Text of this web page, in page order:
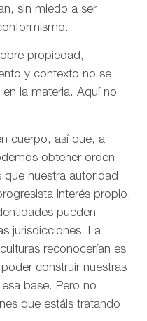
sin miedo a ser
propiedad,
y contexto no se
la materia. Aquí no
cuerpo, así que, a
obtener orden
nuestra autoridad
interés propio,
pueden
jurisdicciones. La
reconocerían es
construir nuestras
base. Pero no
que estáis tratando